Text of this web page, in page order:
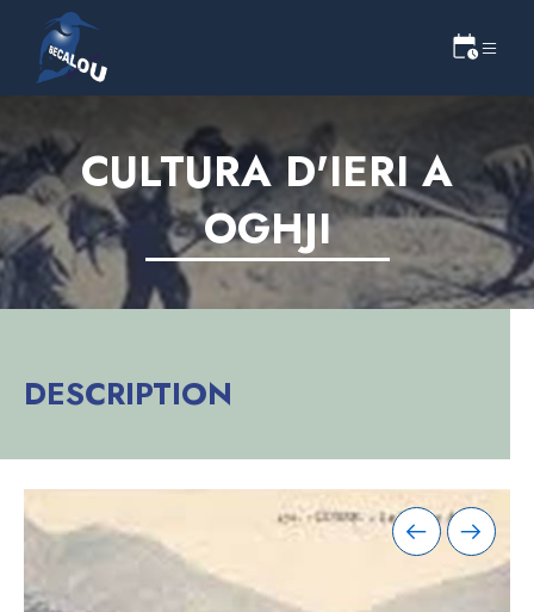
CULTURA D'IERI A
OGHJI
DESCRIPTION